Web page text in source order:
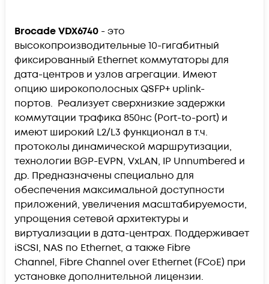
Brocade VDX6740 - это
высокопроизводительные 10-гигабитный
фиксированный Ethernet коммутаторы для
дата-центров и узлов агрегации. Имеют
опцию широкополосных QSFP+ uplink-
портов. Реализует сверхнизкие задержки
коммутации трафика 850нс (Port-to-port) и
имеют широкий L2/L3 функционал в т.ч.
протоколы динамической маршрутизации,
технологии BGP-EVPN, VxLAN, IP Unnumbered и
др. Предназначены специально для
обеспечения максимальной доступности
приложений, увеличения масштабируемости,
упрощения сетевой архитектуры и
виртуализации в дата-центрах. Поддерживает
iSCSI, NAS по Ethernet, а также Fibre
Channel, Fibre Channel over Ethernet (FCoE) при
установке дополнительной лицензии.